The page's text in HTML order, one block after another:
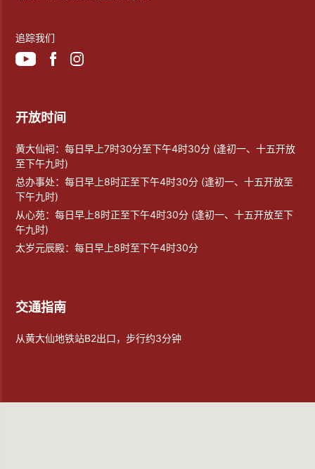
追踪我们
开放时间
黄大仙祠：每日早上7时30分至下午4时30分 (逢初一、十五开放
至下午九时)
总办事处：每日早上8时正至下午4时30分 (逢初一、十五开放至
下午九时)
从心苑：每日早上8时正至下午4时30分 (逢初一、十五开放至下
午九时)
太岁元辰殿：每日早上8时至下午4时30分
交通指南
从黄大仙地铁站B2出口，步行约3分钟